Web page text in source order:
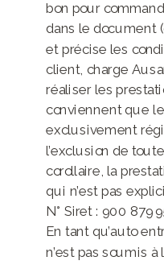
bon pour
dans le document
et précise les
client, charge
réaliser les
conviennent que
exclusivement
l’exclusion de
corollaire, la
qui n’est pas
N° Siret : 900 879
En tant qu’auto
n’est pas soumis à